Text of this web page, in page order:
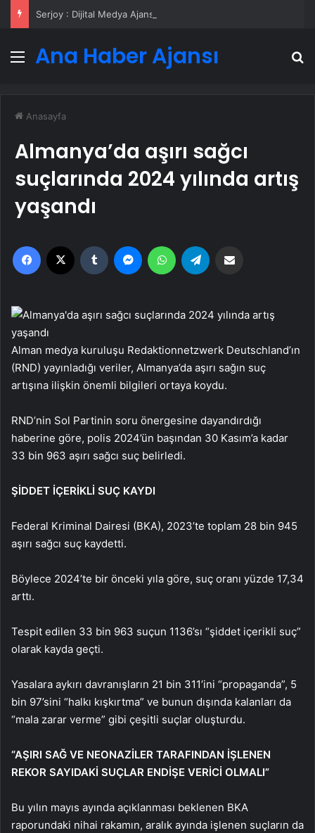
Menü
Ana Haber Ajansı
Anasayfa
Almanya’da aşırı sağcı
suçlarında 2024 yılında artış
yaşandı
Facebook Tumblr MessengerWhatsApp
Alman medya kuruluşu Redaktionnetzwerk Deutschland’ın
(RND) yayınladığı veriler, Almanya’da aşırı sağın suç
artışına ilişkin önemli bilgileri ortaya koydu.
RND’nin Sol Partinin soru önergesine dayandırdığı
haberine göre, polis 2024’ün başından 30 Kasım’a kadar
33 bin 963 aşırı sağcı suç belirledi.
ŞİDDET İÇERİKLİ SUÇ KAYDI
Federal Kriminal Dairesi (BKA), 2023’te toplam 28 bin 945
aşırı sağcı suç kaydetti.
Böylece 2024’te bir önceki yıla göre, suç oranı yüzde 17,34
arttı.
Tespit edilen 33 bin 963 suçun 1136’sı “şiddet içerikli suç”
olarak kayda geçti.
Yasalara aykırı davranışların 21 bin 311’ini “propaganda”, 5
bin 97’sini “halkı kışkırtma” ve bunun dışında kalanları da
“mala zarar verme” gibi çeşitli suçlar oluşturdu.
“AŞIRI SAĞ VE NEONAZİLER TARAFINDAN İŞLENEN
REKOR SAYIDAKİ SUÇLAR ENDİŞE VERİCİ OLMALI”
Bu yılın mayıs ayında açıklanması beklenen BKA
raporundaki nihai rakamın, aralık ayında işlenen suçların da